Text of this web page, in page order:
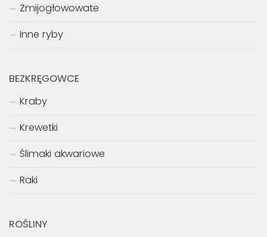
Żmijogłowowate
Inne ryby
BEZKRĘGOWCE
Kraby
Krewetki
Ślimaki akwariowe
Raki
ROŚLINY